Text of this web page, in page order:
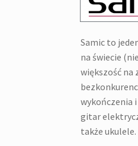
Samic to
na świecie
większość na
wykończenia
gitar
także ukulele.